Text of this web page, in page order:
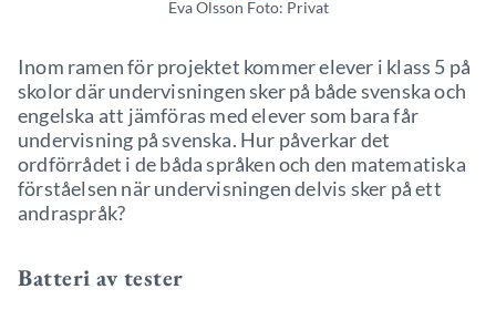
Eva Olsson Foto: Privat
Inom ramen för projektet kommer elever i klass 5 på
skolor där undervisningen sker på både svenska och
engelska att jämföras med elever som bara får
undervisning på svenska. Hur påverkar det
ordförrådet i de båda språken och den matematiska
förståelsen när undervisningen delvis sker på ett
andraspråk?
Batteri av tester